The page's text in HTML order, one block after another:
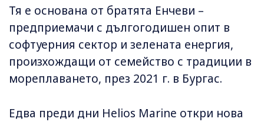
Тя е основана от братята Енчеви –
предприемачи с дългогодишен опит в
софтуерния сектор и зелената енергия,
произхождащи от семейство с традиции в
мореплаването, през 2021 г. в Бургас.
Едва преди дни Helios Marine откри нова